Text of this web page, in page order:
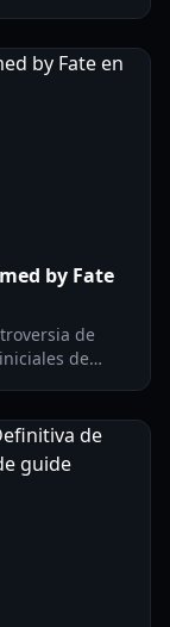
by Fate
de
de